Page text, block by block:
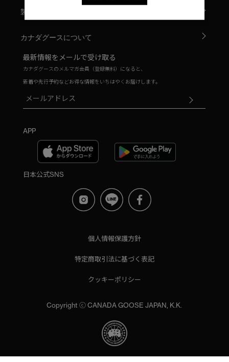
TEI2：０℃/-１5℃
TEI3：-10℃/-20℃
TEI4：-15℃/-25℃
TEI5：-30℃以下
L
L/XL
ONESIZE
イエロー系
ウエスト
製品について
カナダグースについて
最新情報をメールで受け取る
カナダグースのメルマガ会員（登録無料）になると、
新着や先行予約などお得な情報をいちはやくお届けします。
APP
日本公式SNS
個人情報保護方針
特定商取引法に基づく表記
クッキーポリシー
Copyright ⓒ CANADA GOOSE JAPAN, K.K.